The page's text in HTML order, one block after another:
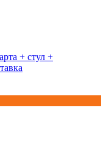
+ стул +